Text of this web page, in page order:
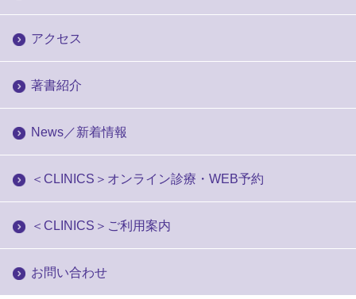
アクセス
著書紹介
News／新着情報
＜CLINICS＞オンライン診療・WEB予約
＜CLINICS＞ご利用案内
お問い合わせ